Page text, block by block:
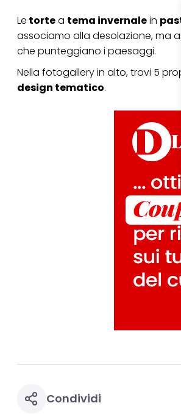
Le tortea tema invernalein
associamo alla desolazione, ma
che punteggiano i paesaggi.
Nella fotogallery in alto, trovi 5
design tematico.
Condividi